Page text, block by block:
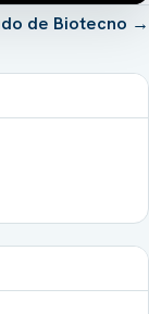
de Biotecno →